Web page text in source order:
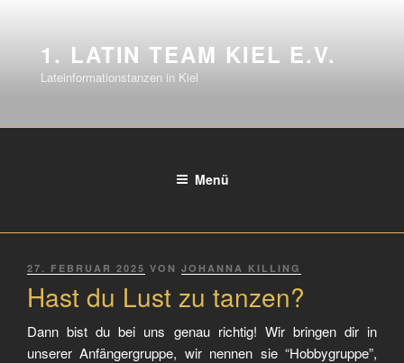
1. LATIN TEAM KIEL E.V.
Lateinformationstanzen in Kiel
Menü
27. FEBRUAR 2025 VON JOHANNA KILLING
Hast du Lust zu tanzen?
Dann bist du bei uns genau richtig! Wir bringen dir in
unserer Anfängergruppe, wir nennen sie “Hobbygruppe”,